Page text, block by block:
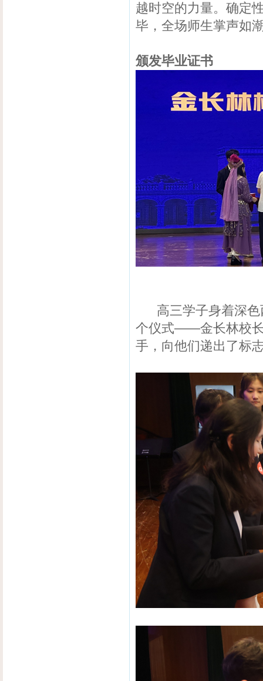
越时空的力量。确定
毕，全场师生掌声如
颁发毕业证书
高三学子身着深色
个仪式——金长林校长
手，向他们递出了标